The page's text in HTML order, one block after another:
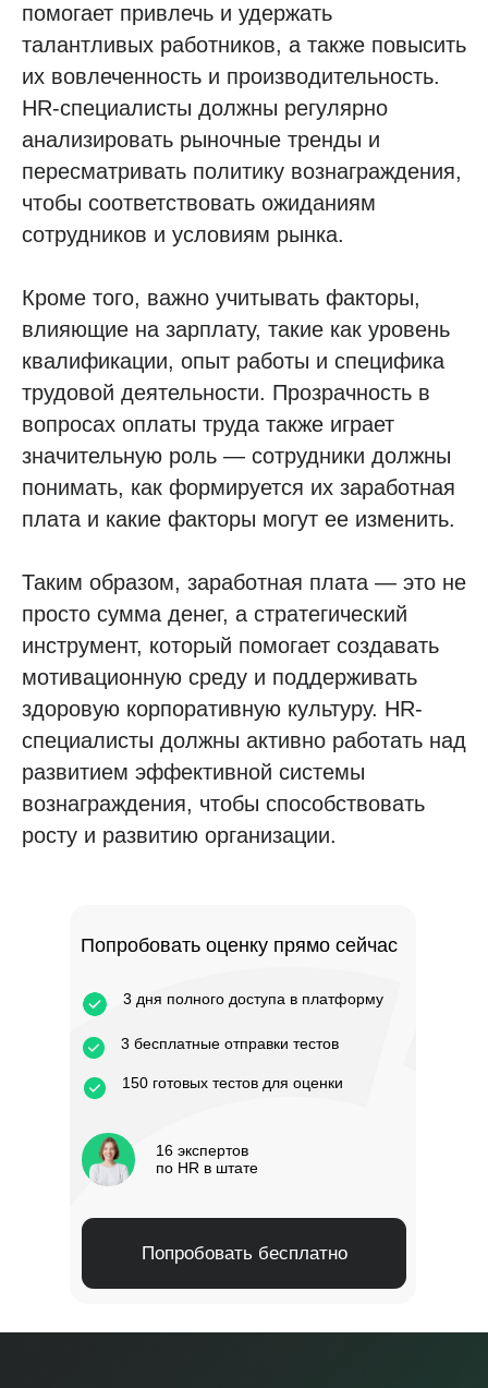
помогает привлечь и удержать
талантливых работников, а также повысить
их вовлеченность и производительность.
HR-специалисты должны регулярно
анализировать рыночные тренды и
пересматривать политику вознаграждения,
чтобы соответствовать ожиданиям
сотрудников и условиям рынка.
Кроме того, важно учитывать факторы,
влияющие на зарплату, такие как уровень
квалификации, опыт работы и специфика
трудовой деятельности. Прозрачность в
вопросах оплаты труда также играет
значительную роль — сотрудники должны
понимать, как формируется их заработная
плата и какие факторы могут ее изменить.
Таким образом, заработная плата — это не
просто сумма денег, а стратегический
инструмент, который помогает создавать
мотивационную среду и поддерживать
здоровую корпоративную культуру. HR-
специалисты должны активно работать над
развитием эффективной системы
вознаграждения, чтобы способствовать
росту и развитию организации.
Попробовать оценку прямо сейчас
Попробовать бесплатно
16 экспертов
по HR в штате
3 дня полного доступа в платформу
150 готовых тестов для оценки
3 бесплатные отправки тестов